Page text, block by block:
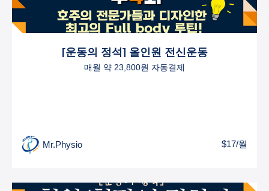
[운동의 정석] 올인원 전신운동
매월 약 23,800원 자동결제
Mr.Physio $17/월